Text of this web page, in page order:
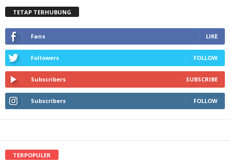
TETAP TERHUBUNG
Fans LIKE
Followers FOLLOW
Subscribers SUBSCRIBE
Subscribers FOLLOW